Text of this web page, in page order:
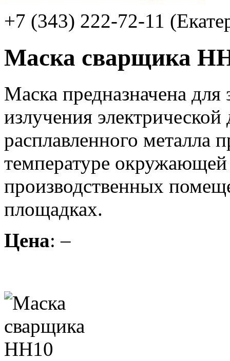
+7 (343) 222‑72-11
Маска сварщика
Маска предназначена
излучения
расплавленного металла
температуре
производственных
площадках.
Цена: –